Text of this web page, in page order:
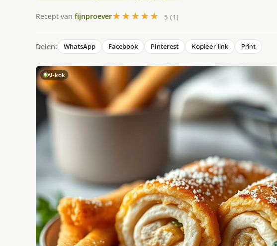
Recept van fijnproever★★★★★ 5 (1)
Delen: WhatsApp Facebook Pinterest Kopieer link Print
AI-kok